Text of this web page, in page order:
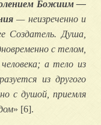
Божиим —
— неизреченно и
Создатель. Душа,
с телом,
а тело из
из другого
с душой, приемля
» [6].